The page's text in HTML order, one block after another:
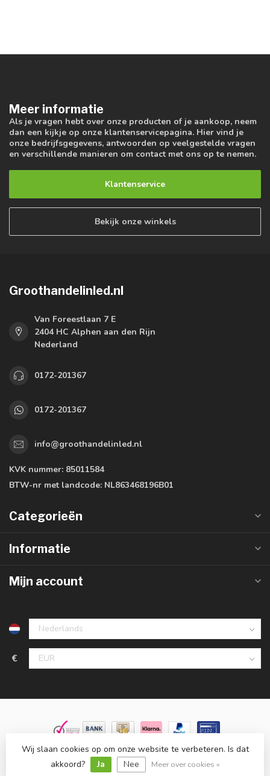
Meer informatie
Als je vragen hebt over onze producten of je aankoop, neem
dan een kijkje op onze klantenservicepagina. Hier vind je
onze bedrijfsgegevens, antwoorden op veelgestelde vragen
en verschillende manieren om contact met ons op te nemen.
Klantenservice
Bekijk onze winkels
Groothandelinled.nl
Van Foreestlaan 7 E
2404 HC Alphen aan den Rijn
Nederland
0172-201367
0172-201367
info@groothandelinled.nl
KVK nummer: 85011584
BTW-nr met landcode: NL863468196B01
Categorieën
Informatie
Mijn account
€
© Copyright 2026 Groothandelinled.nl - Powered by
Lightspeed
Lightspeed designbyDyvelopment
Wij slaan cookies op om onze website te verbeteren. Is dat
akkoord?
Ja Nee Meer over cookies »